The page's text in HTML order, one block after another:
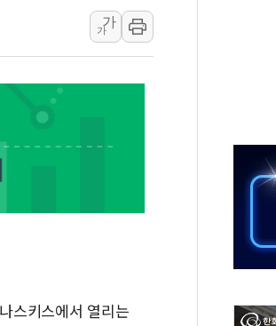
강릉·동해·삼척 시간당 최대 50㎜ 폭우…강원 동
폐기물 수거하다 참변…60대 환경미화원 수거차
李대통령 "결혼 때문에 손해 보는 일 없게"…'결
추미애, '위안부' 피해자 기림의 날 참석..."국제
인천 선재도 갯벌서 해루질 중 실종 60대 나흘만
인천서 말다툼 중 어머니 흉기 살해 10대 아들 체포
'화합' 꺼낸 김민석에 '뻔뻔' 받아친 정청래…제
가
가
스키스에서 열리는